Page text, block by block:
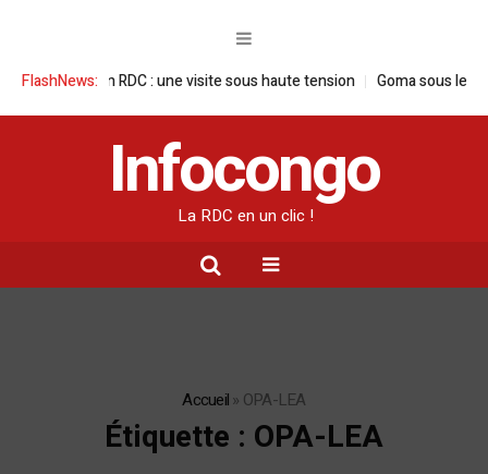
FlashNews:
en RDC : une visite sous haute tension Goma sous le feu : la
Infocongo
La RDC en un clic !
Accueil» OPA-LEA
Étiquette : OPA-LEA